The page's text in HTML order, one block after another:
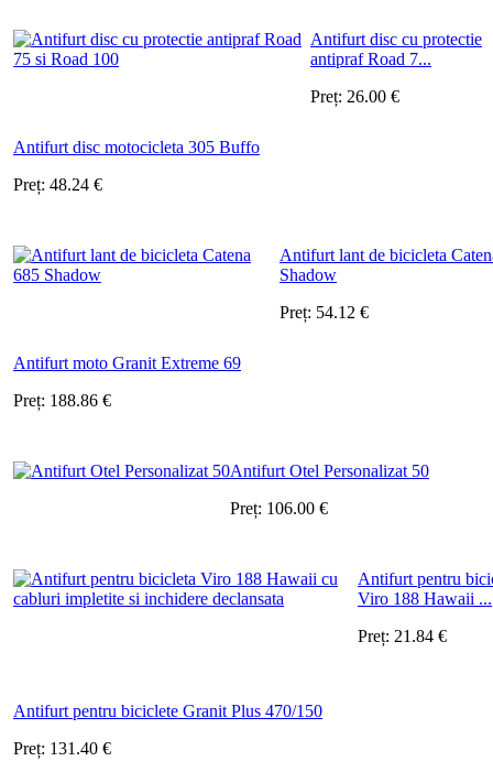
Antifurt disc cu protectie
antipraf Road 7...
Preț: 26.00 €
Antifurt disc motocicleta 305 Buffo
Preț: 48.24 €
Antifurt lant de bicicleta
Shadow
Preț: 54.12 €
Antifurt moto Granit Extreme 69
Preț: 188.86 €
Antifurt Otel Personalizat 50
Preț: 106.00 €
Antifurt pentru
Viro 188 Hawaii ...
Preț: 21.84 €
Antifurt pentru biciclete Granit Plus 470/150
Preț: 131.40 €